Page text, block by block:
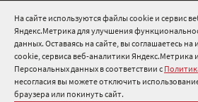
На сайте используются файлы cookie и сервис
Яндекс.Метрика для улучшения
данных. Оставаясь на сайте, вы соглашаетесь
cookie, сервиса веб-аналитики Яндекс.Метрика
Персональных данных в соответствии с
несогласия вы можете отключить
браузера или покинуть сайт.
8 800 511 91 82
info@onduline.ru
Россия Беларусь Казахстан